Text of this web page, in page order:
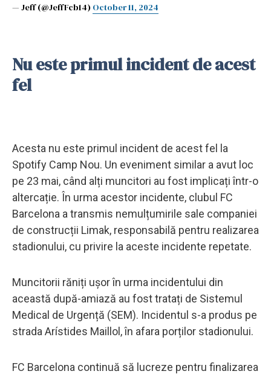
— Jeff (@JeffFcb14) October 11, 2024
Nu este primul incident de acest
fel
Acesta nu este primul incident de acest fel la
Spotify Camp Nou. Un eveniment similar a avut loc
pe 23 mai, când alți muncitori au fost implicați într-o
altercație. În urma acestor incidente, clubul FC
Barcelona a transmis nemulțumirile sale companiei
de construcții Limak, responsabilă pentru realizarea
stadionului, cu privire la aceste incidente repetate.
Muncitorii răniți ușor în urma incidentului din
această după-amiază au fost tratați de Sistemul
Medical de Urgență (SEM). Incidentul s-a produs pe
strada Arístides Maillol, în afara porților stadionului.
FC Barcelona continuă să lucreze pentru finalizarea